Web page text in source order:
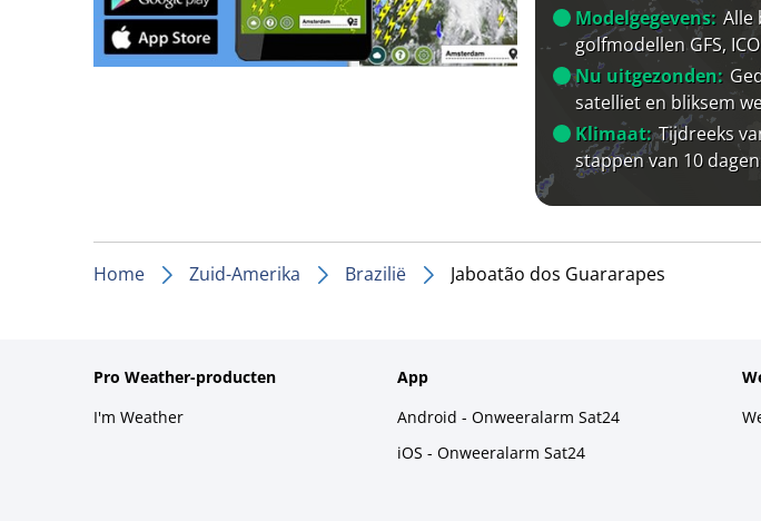
Modelgegevens: Alle
golfmodellen GFS,
Nu uitgezonden:
satelliet en bliksem
Klimaat: Tijdreeks
stappen van 10
Home Zuid-Amerika Brazilië Jaboatão dos Guararapes
Pro Weather-producten
I'm Weather
App
Android - Onweeralarm Sat24
iOS - Onweeralarm Sat24